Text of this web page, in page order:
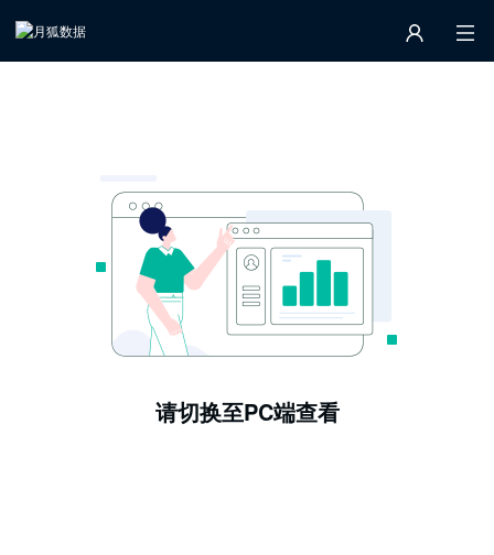
请切换至PC端查看